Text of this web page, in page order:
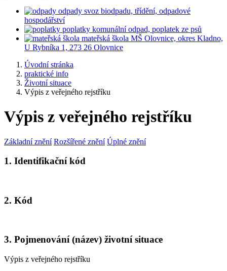
odpady svoz biodpadu, třídění, odpadové
hospodářství
poplatky komunální odpad, poplatek ze psů
mateřská škola MŠ Olovnice, okres Kladno,
U Rybníka 1, 273 26 Olovnice
Úvodní stránka
praktické info
Životní situace
Výpis z veřejného rejstříku
Výpis z veřejného rejstříku
Základní znění Rozšířené znění Úplné znění
1. Identifikační kód
2. Kód
3. Pojmenování (název) životní situace
Výpis z veřejného rejstříku